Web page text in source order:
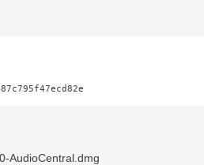
AudioCentral.dmg